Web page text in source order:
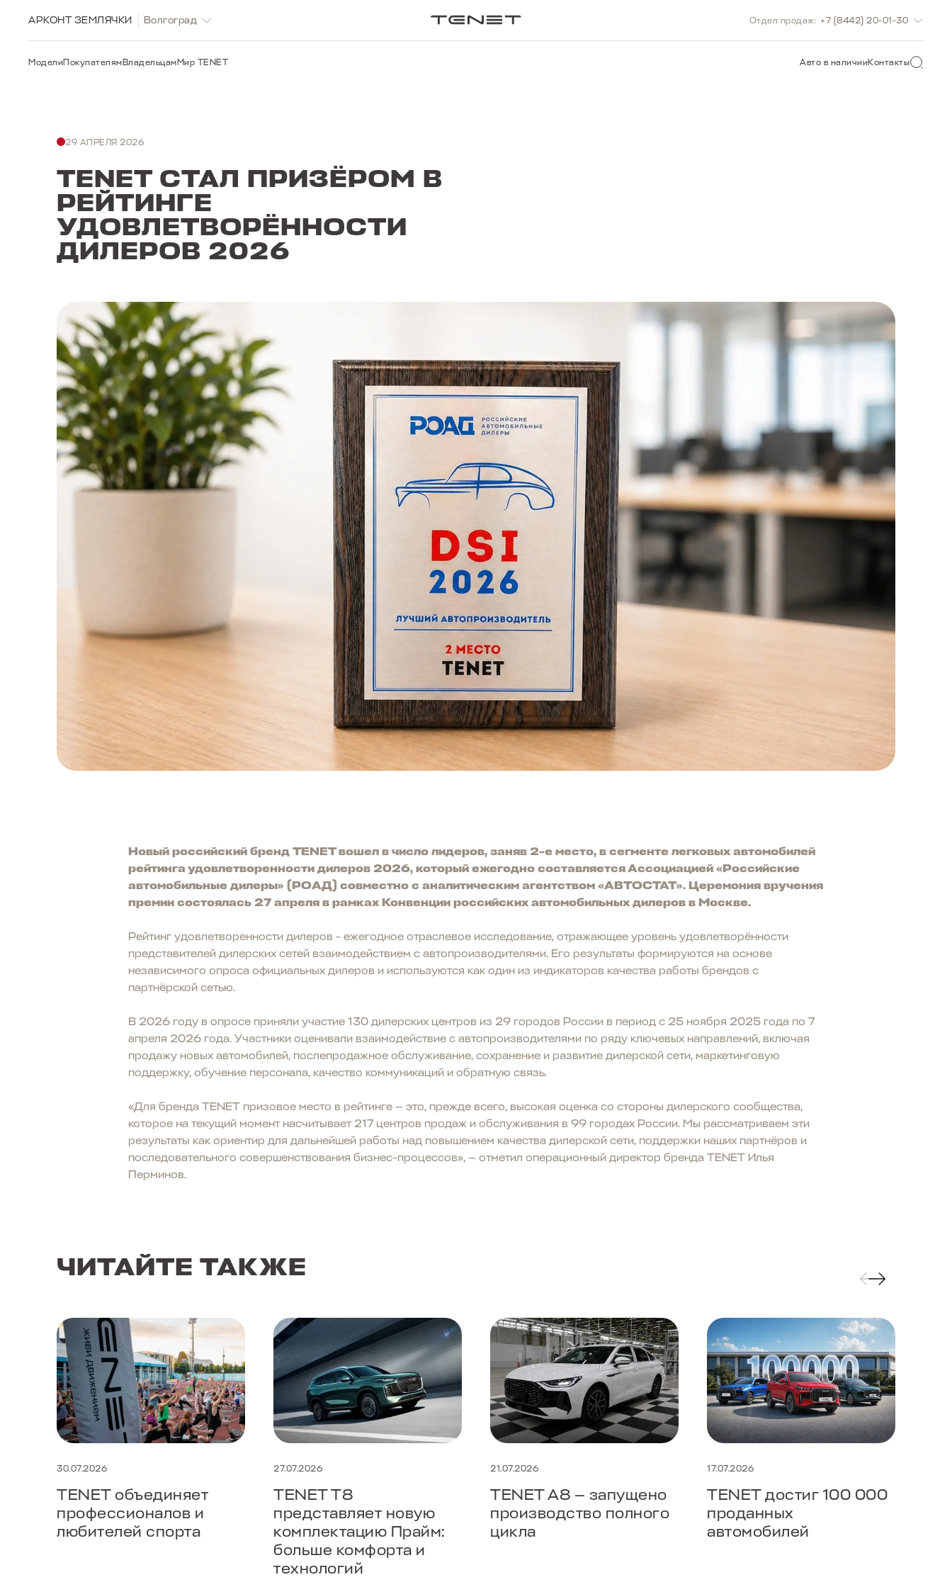
МоделиПокупателямВладельцамМир TENET Авто в наличииКонтакты
АРКОНТ ЗЕМЛЯЧКИ Волгоград Отдел продаж: +7 (8442) 20-01-30
29 АПРЕЛЯ 2026
TENET СТАЛ ПРИЗЁРОМ В
РЕЙТИНГЕ
УДОВЛЕТВОРЁННОСТИ
ДИЛЕРОВ 2026
Новый российский бренд TENET вошел в число лидеров, заняв 2-е место, в сегменте легковых автомобилей
рейтинга удовлетворенности дилеров 2026, который ежегодно составляется Ассоциацией «Российские
автомобильные дилеры» (РОАД) совместно с аналитическим агентством «АВТОСТАТ». Церемония вручения
премии состоялась 27 апреля в рамках Конвенции российских автомобильных дилеров в Москве.
Рейтинг удовлетворенности дилеров - ежегодное отраслевое исследование, отражающее уровень удовлетворённости
представителей дилерских сетей взаимодействием с автопроизводителями. Его результаты формируются на основе
независимого опроса официальных дилеров и используются как один из индикаторов качества работы брендов с
партнёрской сетью.
В 2026 году в опросе приняли участие 130 дилерских центров из 29 городов России в период с 25 ноября 2025 года по 7
апреля 2026 года. Участники оценивали взаимодействие с автопроизводителями по ряду ключевых направлений, включая
продажу новых автомобилей, послепродажное обслуживание, сохранение и развитие дилерской сети, маркетинговую
поддержку, обучение персонала, качество коммуникаций и обратную связь.
«Для бренда TENET призовое место в рейтинге — это, прежде всего, высокая оценка со стороны дилерского сообщества,
которое на текущий момент насчитывает 217 центров продаж и обслуживания в 99 городах России. Мы рассматриваем эти
результаты как ориентир для дальнейшей работы над повышением качества дилерской сети, поддержки наших партнёров и
последовательного совершенствования бизнес-процессов», — отметил операционный директор бренда TENET Илья
Перминов.
ЧИТАЙТЕ ТАКЖЕ
30.07.2026
TENET объединяет
профессионалов и
любителей спорта
27.07.2026
TENET T8
представляет новую
комплектацию Прайм:
больше комфорта и
технологий
21.07.2026
TENET A8 — запущено
производство полного
цикла
17.07.2026
TENET достиг 100 000
проданных
автомобилей